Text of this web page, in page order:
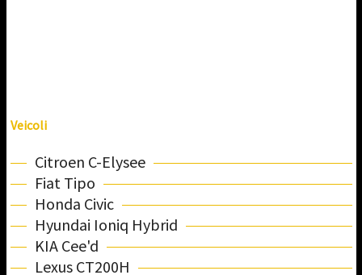
Veicoli
Citroen C-Elysee
Fiat Tipo
Honda Civic
Hyundai Ioniq Hybrid
KIA Cee'd
Lexus CT200H